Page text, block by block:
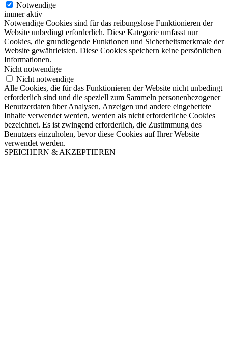
Notwendige
immer aktiv
Notwendige Cookies sind für das reibungslose Funktionieren der
Website unbedingt erforderlich. Diese Kategorie umfasst nur
Cookies, die grundlegende Funktionen und Sicherheitsmerkmale der
Website gewährleisten. Diese Cookies speichern keine persönlichen
Informationen.
Nicht notwendige
Nicht notwendige
Alle Cookies, die für das Funktionieren der Website nicht unbedingt
erforderlich sind und die speziell zum Sammeln personenbezogener
Benutzerdaten über Analysen, Anzeigen und andere eingebettete
Inhalte verwendet werden, werden als nicht erforderliche Cookies
bezeichnet. Es ist zwingend erforderlich, die Zustimmung des
Benutzers einzuholen, bevor diese Cookies auf Ihrer Website
verwendet werden.
SPEICHERN & AKZEPTIEREN